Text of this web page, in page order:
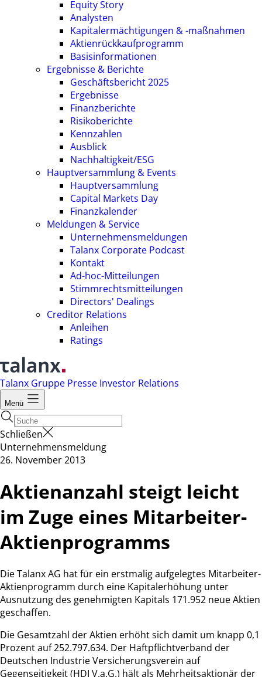
Equity Story
Analysten
Kapitalermächtigungen & -maßnahmen
Aktienrückkaufprogramm
Basisinformationen
Ergebnisse & Berichte
Geschäftsbericht 2025
Ergebnisse
Finanzberichte
Risikoberichte
Kennzahlen
Ausblick
Nachhaltigkeit/ESG
Hauptversammlung & Events
Hauptversammlung
Capital Markets Day
Finanzkalender
Meldungen & Service
Unternehmensmeldungen
Talanx Corporate Podcast
Kontakt
Ad-hoc-Mitteilungen
Stimmrechtsmitteilungen
Directors' Dealings
Creditor Relations
Anleihen
Ratings
Talanx Gruppe Presse Investor Relations
Menü
Schließen
Unternehmensmeldung
26. November 2013
Aktienanzahl steigt leicht
im Zuge eines Mitarbeiter-
Aktienprogramms
Die Talanx AG hat für ein erstmalig aufgelegtes Mitarbeiter-
Aktienprogramm durch eine Kapitalerhöhung unter
Ausnutzung des genehmigten Kapitals 171.952 neue Aktien
geschaffen.
Die Gesamtzahl der Aktien erhöht sich damit um knapp 0,1
Prozent auf 252.797.634. Der Haftpflichtverband der
Deutschen Industrie Versicherungsverein auf
Gegenseitigkeit (HDI V.a.G.) hält als Mehrheitsaktionär der